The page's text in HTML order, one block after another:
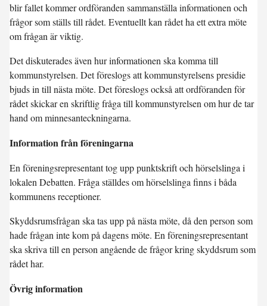
blir fallet kommer ordföranden sammanställa informationen och
frågor som ställs till rådet. Eventuellt kan rådet ha ett extra möte
om frågan är viktig.
Det diskuterades även hur informationen ska komma till
kommunstyrelsen. Det föreslogs att kommunstyrelsens presidie
bjuds in till nästa möte. Det föreslogs också att ordföranden för
rådet skickar en skriftlig fråga till kommunstyrelsen om hur de tar
hand om minnesanteckningarna.
Information från föreningarna
En föreningsrepresentant tog upp punktskrift och hörselslinga i
lokalen Debatten. Fråga ställdes om hörselslinga finns i båda
kommunens receptioner.
Skyddsrumsfrågan ska tas upp på nästa möte, då den person som
hade frågan inte kom på dagens möte. En föreningsrepresentant
ska skriva till en person angående de frågor kring skyddsrum som
rådet har.
Övrig information